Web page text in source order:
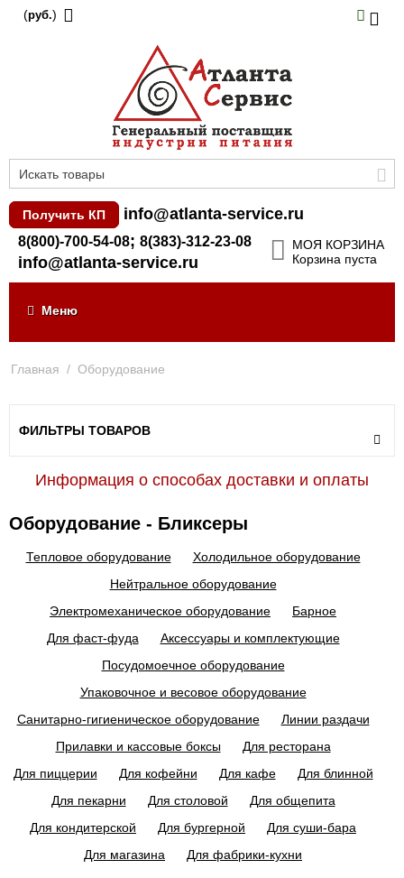
(руб.)
Получить КП info@atlanta-service.ru
8(800)-700-54-08; 8(383)-312-23-08
info@atlanta-service.ru
МОЯ КОРЗИНА
Корзина пуста
Меню
Главная / Оборудование
ФИЛЬТРЫ ТОВАРОВ
Информация о способах доставки и оплаты
Оборудование - Бликсеры
Тепловое оборудование
Холодильное оборудование
Нейтральное оборудование
Электромеханическое оборудование
Барное
Для фаст-фуда
Аксессуары и комплектующие
Посудомоечное оборудование
Упаковочное и весовое оборудование
Санитарно-гигиеническое оборудование
Линии раздачи
Прилавки и кассовые боксы
Для ресторана
Для пиццерии
Для кофейни Для кафе
Для блинной
Для пекарни
Для столовой
Для общепита
Для кондитерской
Для бургерной
Для суши-бара
Для магазина
Для фабрики-кухни